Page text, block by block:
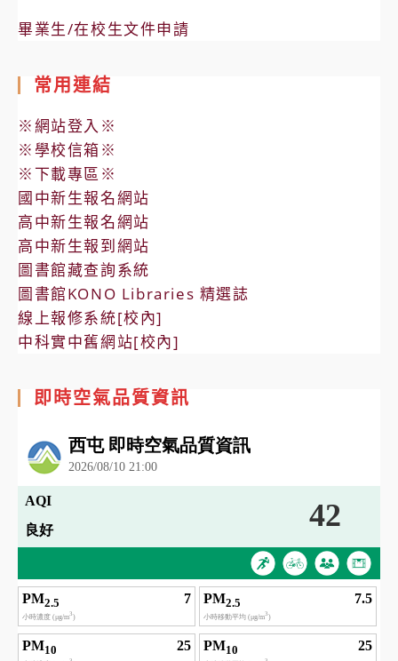
畢業生/在校生文件申請
常用連結
※網站登入※
※學校信箱※
※下載專區※
國中新生報名網站
高中新生報名網站
高中新生報到網站
圖書館藏查詢系統
圖書館KONO Libraries 精選誌
線上報修系統[校內]
中科實中舊網站[校內]
即時空氣品質資訊